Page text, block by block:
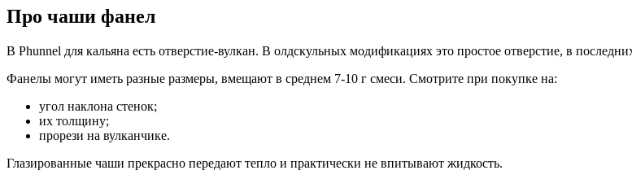
Про чаши фанел
В Phunnel для кальяна есть отверстие-вулкан. В олдскульных модификациях это простое отверстие, в
Фанелы могут иметь разные размеры, вмещают в среднем 7-10 г смеси. Смотрите при покупке на:
угол наклона стенок;
их толщину;
прорези на вулканчике.
Глазированные чаши прекрасно передают тепло и практически не впитывают жидкость.